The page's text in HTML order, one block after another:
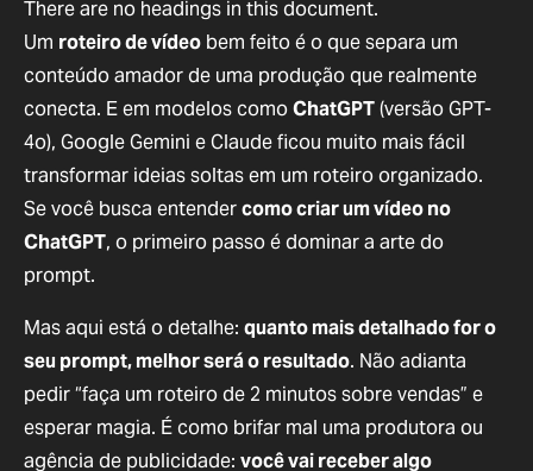
There are no headings in this document.
Um roteiro de vídeo bem feito é o que separa um
conteúdo amador de uma produção que realmente
conecta. E em modelos comoChatGPT(versão GPT-
4o), Google Gemini e Claude ficou muito mais fácil
transformar ideias soltas em um roteiro organizado.
Se você busca entendercomo criar um vídeo no
ChatGPT, o primeiro passo é dominar a arte do
prompt.
Mas aqui está o detalhe: quanto mais detalhado for o
seu prompt, melhor será o resultado. Não adianta
pedir “faça um roteiro de 2 minutos sobre vendas” e
esperar magia. É como brifar mal uma produtora ou
agência de publicidade: você vai receber algo